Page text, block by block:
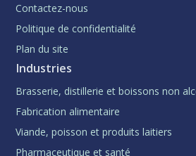
Contactez-nous
Politique de confidentialité
Plan du site
Industries
Brasserie, distillerie et boissons non
Fabrication alimentaire
Viande, poisson et produits laitiers
Pharmaceutique et santé